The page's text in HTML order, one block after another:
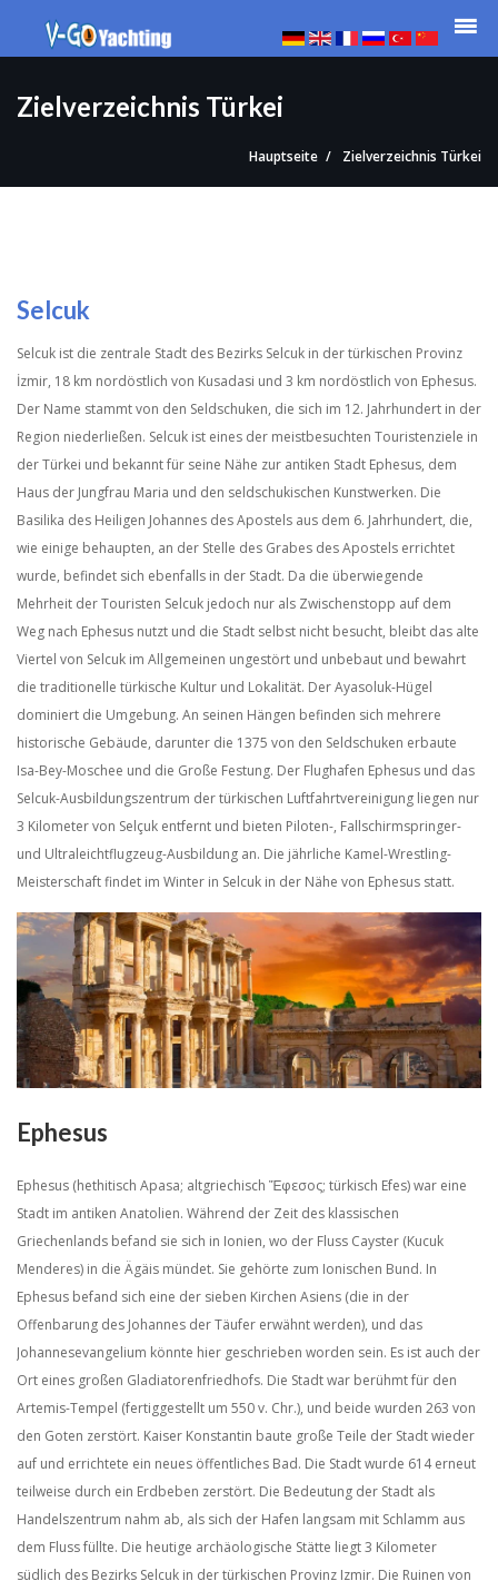
Zielverzeichnis Türkei
Hauptseite Zielverzeichnis Türkei
Selcuk
Selcuk ist die zentrale Stadt des Bezirks Selcuk in der türkischen Provinz
İzmir, 18 km nordöstlich von Kusadasi und 3 km nordöstlich von Ephesus.
Der Name stammt von den Seldschuken, die sich im 12. Jahrhundert in der
Region niederließen. Selcuk ist eines der meistbesuchten Touristenziele in
der Türkei und bekannt für seine Nähe zur antiken Stadt Ephesus, dem
Haus der Jungfrau Maria und den seldschukischen Kunstwerken. Die
Basilika des Heiligen Johannes des Apostels aus dem 6. Jahrhundert, die,
wie einige behaupten, an der Stelle des Grabes des Apostels errichtet
wurde, befindet sich ebenfalls in der Stadt. Da die überwiegende
Mehrheit der Touristen Selcuk jedoch nur als Zwischenstopp auf dem
Weg nach Ephesus nutzt und die Stadt selbst nicht besucht, bleibt das alte
Viertel von Selcuk im Allgemeinen ungestört und unbebaut und bewahrt
die traditionelle türkische Kultur und Lokalität. Der Ayasoluk-Hügel
dominiert die Umgebung. An seinen Hängen befinden sich mehrere
historische Gebäude, darunter die 1375 von den Seldschuken erbaute
Isa-Bey-Moschee und die Große Festung. Der Flughafen Ephesus und das
Selcuk-Ausbildungszentrum der türkischen Luftfahrtvereinigung liegen nur
3 Kilometer von Selçuk entfernt und bieten Piloten-, Fallschirmspringer-
und Ultraleichtflugzeug-Ausbildung an. Die jährliche Kamel-Wrestling-
Meisterschaft findet im Winter in Selcuk in der Nähe von Ephesus statt.
Ephesus
Ephesus (hethitisch Apasa; altgriechisch Ἔφεσος; türkisch Efes) war eine
Stadt im antiken Anatolien. Während der Zeit des klassischen
Griechenlands befand sie sich in Ionien, wo der Fluss Cayster (Kucuk
Menderes) in die Ägäis mündet. Sie gehörte zum Ionischen Bund. In
Ephesus befand sich eine der sieben Kirchen Asiens (die in der
Offenbarung des Johannes der Täufer erwähnt werden), und das
Johannesevangelium könnte hier geschrieben worden sein. Es ist auch der
Ort eines großen Gladiatorenfriedhofs. Die Stadt war berühmt für den
Artemis-Tempel (fertiggestellt um 550 v. Chr.), und beide wurden 263 von
den Goten zerstört. Kaiser Konstantin baute große Teile der Stadt wieder
auf und errichtete ein neues öffentliches Bad. Die Stadt wurde 614 erneut
teilweise durch ein Erdbeben zerstört. Die Bedeutung der Stadt als
Handelszentrum nahm ab, als sich der Hafen langsam mit Schlamm aus
dem Fluss füllte. Die heutige archäologische Stätte liegt 3 Kilometer
südlich des Bezirks Selcuk in der türkischen Provinz Izmir. Die Ruinen von